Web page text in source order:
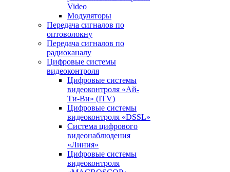
Video
Модуляторы
Передача сигналов по
оптоволокну
Передача сигналов по
радиоканалу
Цифровые системы
видеоконтроля
Цифровые системы
видеоконтроля «Ай-
Ти-Ви» (ITV)
Цифровые системы
видеоконтроля «DSSL»
Система цифрового
видеонаблюдения
«Линия»
Цифровые системы
видеоконтроля